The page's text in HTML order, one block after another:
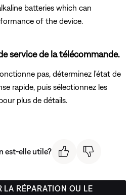
batteries which can
of the device.
service de la télécommande.
pas, déterminez l'état de
rapide, puis sélectionnez les
plus de détails.
est-elle utile?
LA RÉPARATION OU LE